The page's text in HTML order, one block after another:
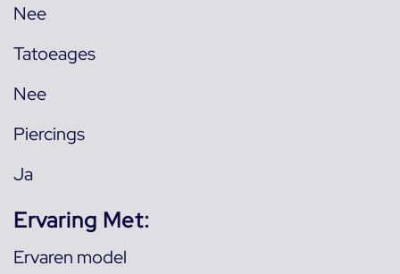
Nee
Tatoeages
Nee
Piercings
Ja
Ervaring Met:
Ervaren model